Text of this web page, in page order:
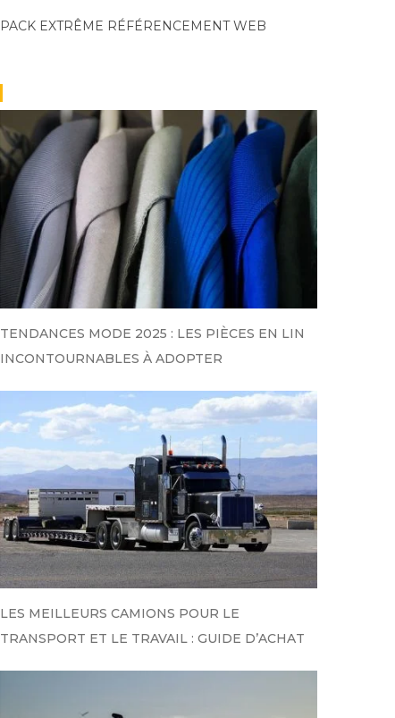
PACK EXTRÊME RÉFÉRENCEMENT WEB
TENDANCES MODE 2025 : LES PIÈCES EN LIN
INCONTOURNABLES À ADOPTER
LES MEILLEURS CAMIONS POUR LE
TRANSPORT ET LE TRAVAIL : GUIDE D’ACHAT